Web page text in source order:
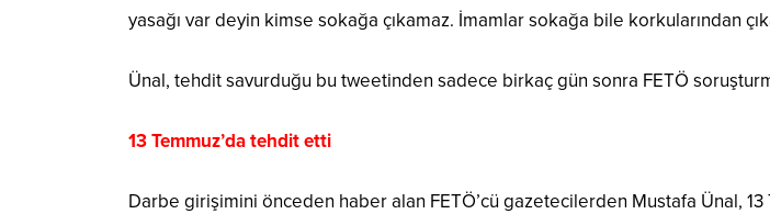
yasağı var deyin kimse sokağa çıkamaz. İmamlar sokağa bile korkularından
Ünal, tehdit savurduğu bu tweetinden sadece birkaç gün sonra FETÖ
13 Temmuz’da tehdit etti
Darbe girişimini önceden haber alan FETÖ’cü gazetecilerden Mustafa Ünal,